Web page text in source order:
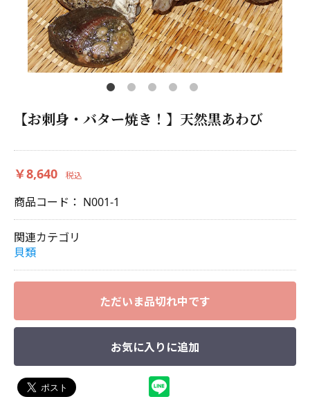
【お刺身・バター焼き！】天然黒あわび
￥8,640 税込
商品コード： N001-1
関連カテゴリ
貝類
ただいま品切れ中です
お気に入りに追加